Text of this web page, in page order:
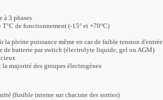
à 3 phases
T°C de fonctionnement (-15° et +70°C)
la pleine puissance même en cas de faible tension d'entrée
de batterie par switch (électrolyte liquide, gel ou AGM)
majorité des groupes électrogènes
(fusible interne sur chacune des sorties)